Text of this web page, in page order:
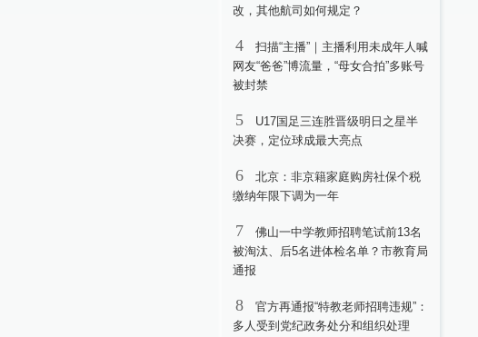
改，其他航司如何规定？
4
扫描“主播”｜主播利用未成年人喊
网友“爸爸”博流量，“母女合拍”多账号
被封禁
5
U17国足三连胜晋级明日之星半
决赛，定位球成最大亮点
6
北京：非京籍家庭购房社保个税
缴纳年限下调为一年
7
佛山一中学教师招聘笔试前13名
被淘汰、后5名进体检名单？市教育局
通报
8
官方再通报“特教老师招聘违规”：
多人受到党纪政务处分和组织处理